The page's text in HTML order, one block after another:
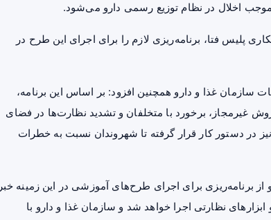
موجب اخلال در نظام توزیع رسمی دارو می‌شود.
پلیس فتا، برنامه‌ریزی لازم را برای اجرای این طرح در
غذا و دارو همچنین افزود: بر اساس این برنامه،
غیرمجاز، برخورد با متخلفان و تشدید نظارت‌ها در فضای
در دستور کار قرار گرفته تا شهروندان نسبت به خطرات
برنامه‌ریزی برای اجرای طرح‌های آموزشی در این زمینه خبر
نظارتی اجرا خواهد شد و سازمان غذا و دارو با